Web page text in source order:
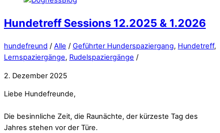
Hundetreff Sessions 12.2025 & 1.2026
hundefreund / Alle / Geführter Hunderspaziergang, Hundetreff,
Lernspaziergänge, Rudelspaziergänge /
2. Dezember 2025
Liebe Hundefreunde,
Die besinnliche Zeit, die Raunächte, der kürzeste Tag des
Jahres stehen vor der Türe.